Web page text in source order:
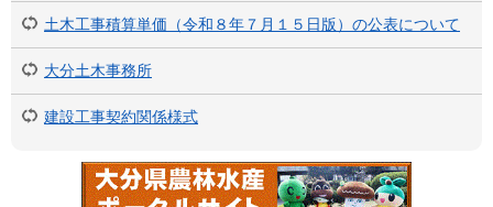
土木工事積算単価（令和８年７月１５日版）の公表について
大分土木事務所
建設工事契約関係様式